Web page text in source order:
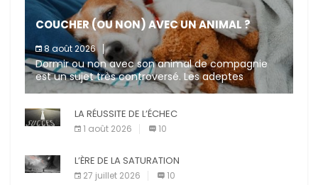
COUCHER (OU NON) AVEC UN ANIMAL ?
8 août 2026
Dormir ou non avec son animal de compagnie
est un sujet très controversé. Les adeptes
affirment que la présence de leur compagnon à
LA RÉUSSITE DE L’ÉCHEC
1 août 2026 10
L’ÈRE DE LA SATURATION
27 juillet 2026 10